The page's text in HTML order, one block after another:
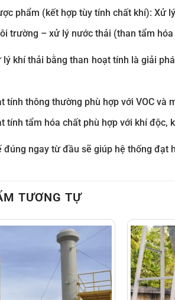
phẩm (kết hợp tùy tính chất khí): Xử
trường – xử lý nước thải (than tẩm
lý khí thải bằng than hoạt tính là giải
tính thông thường phù hợp với VOC và
tính tẩm hóa chất phù hợp với khí độc,
đúng ngay từ đầu sẽ giúp hệ thống đạt
TƯƠNG TỰ